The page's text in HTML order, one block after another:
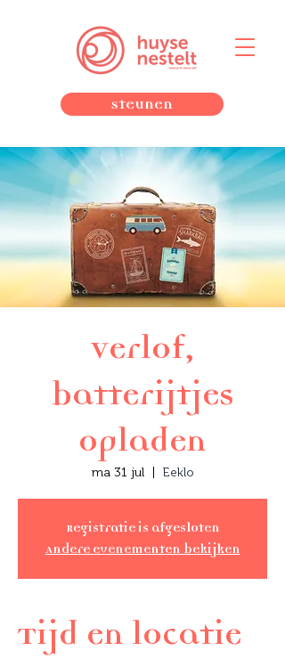
Steunen
Verlof,
batterijtjes
opladen
ma 31 jul
  |
Eeklo
Registratie is afgesloten
Andere evenementen bekijken
Tijd en locatie